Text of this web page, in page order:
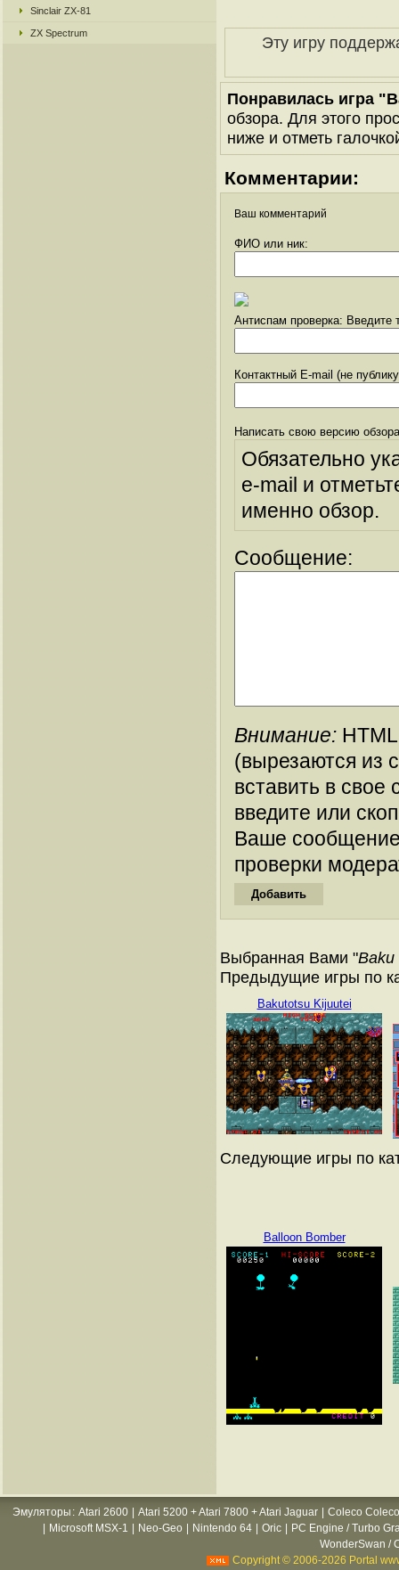
Sinclair ZX-81
ZX Spectrum Эту игру
Понравилась игра
обзора. Для этого
ниже и отметь
Комментарии:
Ваш комментарий
ФИО или ник:
Антиспам проверка: Введите
Контактный E-mail (не
Написать свою версию
Обязательно
e-mail и
именно обзор.
Сообщение:
Внимание:
(вырезаются из
вставить в
введите или
Ваше
проверки
Выбранная Вами "Baku
Предыдущие игры по
Bakutotsu Kijuutei
Следующие игры по
Balloon Bomber
Эмуляторы : Atari 2600 Atari 5200 + Atari 7800 + Atari Jaguar
Coleco
Microsoft MSX-1 Neo-Geo Nintendo 64 Oric
PC Engine / Turbo
WonderSwan /
Copyright © 2006-2026 Portal